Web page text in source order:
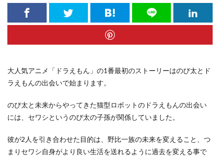
大人気アニメ「ドラえもん」の1番最初のストーリーはのび太とド
ラえもんの出会いで始まります。
のび太と未来からやってきた猫型ロボットのドラえもんの出会い
には、セワシというのび太の子孫が関係していました。
彼が2人を引き合わせた目的は、野比一族の未来を変えること、つ
まりセワシ自身がより良い生活を送れるように過去を変える事で